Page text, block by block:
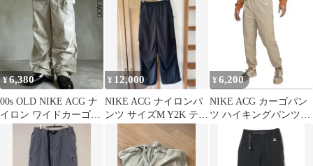
¥6,380
00s OLD NIKE ACG ナ
イロン ワイドカーゴパ
ンツ Y2Kテック系
¥ 12,000
NIKE ACG ナイロンパ
ンツ サイズM Y2K テッ
クパンツ
¥ 6,200
NIKE ACG カーゴパン
ツ ハイキングパンツ
ベージュ